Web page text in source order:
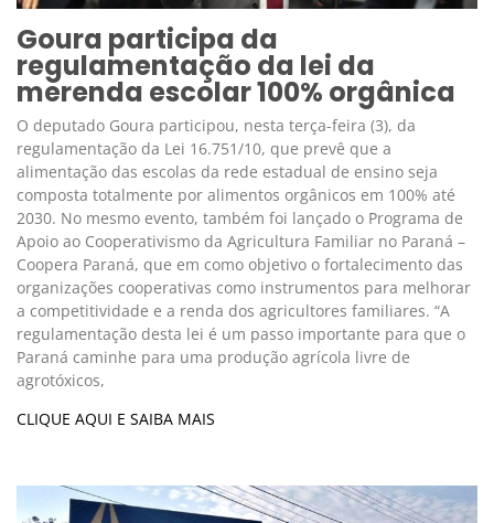
Goura participa da
regulamentação da lei da
merenda escolar 100% orgânica
O deputado Goura participou, nesta terça-feira (3), da
regulamentação da Lei 16.751/10, que prevê que a
alimentação das escolas da rede estadual de ensino seja
composta totalmente por alimentos orgânicos em 100% até
2030. No mesmo evento, também foi lançado o Programa de
Apoio ao Cooperativismo da Agricultura Familiar no Paraná –
Coopera Paraná, que em como objetivo o fortalecimento das
organizações cooperativas como instrumentos para melhorar
a competitividade e a renda dos agricultores familiares. “A
regulamentação desta lei é um passo importante para que o
Paraná caminhe para uma produção agrícola livre de
agrotóxicos,
CLIQUE AQUI E SAIBA MAIS